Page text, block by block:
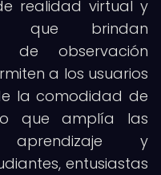
realidad virtual y
que brindan
de observación
a los usuarios
la comodidad de
que amplía las
y
entusiastas